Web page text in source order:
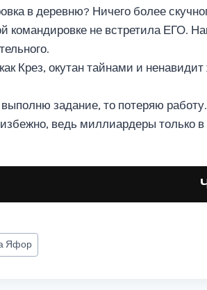
в деревню? Ничего более
командировке не встретила ЕГО.
Крез, окутан тайнами и
задание, то потеряю
ведь миллиардеры только
Яфор